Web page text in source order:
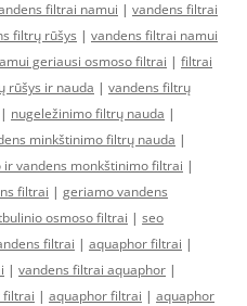
filtrai namui | vandens filtrai
filtrų rūšys | vandens filtrai namui
geriausi osmoso filtrai | filtrai
rūšys ir nauda | vandens filtrų
| nugeležinimo filtrų nauda |
minkštinimo filtrų nauda |
ir vandens monkštinimo filtrai |
filtrai | geriamo vandens
osmoso filtrai | seo
filtrai | aquaphor filtrai |
| vandens filtrai aquaphor |
filtrai | aquaphor filtrai | aquaphor